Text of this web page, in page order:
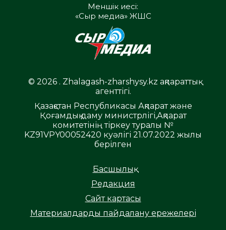
Меншік иесі:
«Сыр медиа» ЖШС
© 2026 . Zhalagash-zharshysy.kz ақпараттық
агенттігі.
Қазақстан Республикасы Ақпарат және
Қоғамдық даму министрлігі,Ақпарат
комитетінің тіркеу туралы №
KZ91VPY00052420 куәлігі 21.07.2022 жылы
берілген
Басшылық
Редакция
Сайт картасы
Материалдарды пайдалану ережелері